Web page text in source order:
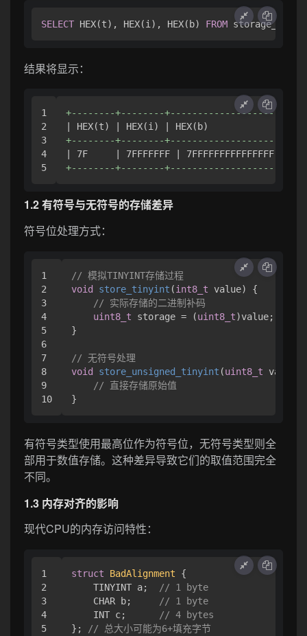
SELECT HEX(t), HEX(i), HEX(b) FROM
结果将显示：
1
2
3
4
+--------+--------+----------------------+
+--------+--------+----------------------+
+--------+--------+----------------------+
1.2 有符号与无符号的存储差异
符号位处理方式：
1
2
3
4
5
6
7
8
9
// 模拟TINYINT存储过程
void
store_tinyint (int8_t value)
{
// 实际存储的二进制补码
uint8_t storage = (uint8_t)value;
}
// 无符号处理
void
store_unsigned_tinyint (uint8_t value)
// 直接存储原始值
有符号类型使用最高位作为符号位，无符号类型则全
部用于数值存储。这种差异导致它们的取值范围完全
不同。
1.3 内存对齐的影响
现代CPU的内存访问特性：
1
2
3
4
5
struct BadAlignment {
    TINYINT a;
// 1 byte
    CHAR b;
// 1 byte
    INT c;
// 4 bytes
};
// 总大小可能为6+填充字节